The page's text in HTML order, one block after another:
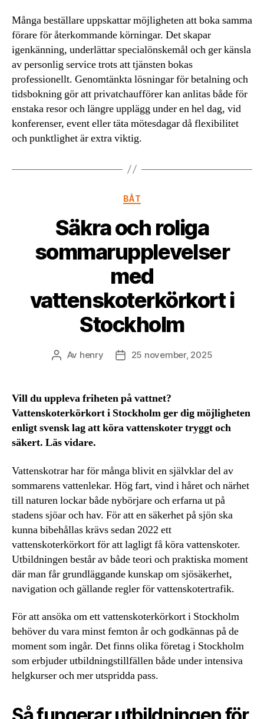
Många beställare uppskattar möjligheten att boka samma
förare för återkommande körningar. Det skapar
igenkänning, underlättar specialönskemål och ger känsla
av personlig service trots att tjänsten bokas
professionellt. Genomtänkta lösningar för betalning och
tidsbokning gör att privatchaufförer kan anlitas både för
enstaka resor och längre upplägg under en hel dag, vid
konferenser, event eller täta mötesdagar då flexibilitet
och punktlighet är extra viktig.
Kategorier
BÅT
Säkra och roliga
sommarupplevelser
med
vattenskoterkörkort i
Stockholm
Inläggsförfattare
Av henry Inläggsdatum
25 november, 2025
Vill du uppleva friheten på vattnet?
Vattenskoterkörkort i Stockholm ger dig möjligheten
enligt svensk lag att köra vattenskoter tryggt och
säkert. Läs vidare.
Vattenskotrar har för många blivit en självklar del av
sommarens vattenlekar. Hög fart, vind i håret och närhet
till naturen lockar både nybörjare och erfarna ut på
stadens sjöar och hav. För att en säkerhet på sjön ska
kunna bibehållas krävs sedan 2022 ett
vattenskoterkörkort för att lagligt få köra vattenskoter.
Utbildningen består av både teori och praktiska moment
där man får grundläggande kunskap om sjösäkerhet,
navigation och gällande regler för vattenskotertrafik.
För att ansöka om ett vattenskoterkörkort i Stockholm
behöver du vara minst femton år och godkännas på de
moment som ingår. Det finns olika företag i Stockholm
som erbjuder utbildningstillfällen både under intensiva
helgkurser och mer utspridda pass.